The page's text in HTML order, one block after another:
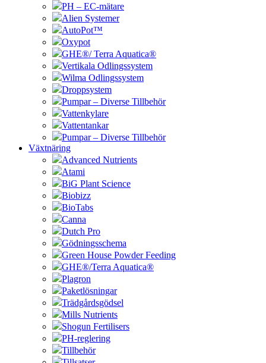
PH – EC-mätare
Alien Systemer
AutoPot™
Oxypot
GHE®/ Terra Aquatica®
Vertikala Odlingssystem
Wilma Odlingssystem
Droppsystem
Pumpar – Diverse Tillbehör
Vattenkylare
Vattentankar
Pumpar – Diverse Tillbehör
Växtnäring
Advanced Nutrients
Atami
BiG Plant Science
Biobizz
BioTabs
Canna
Dutch Pro
Gödningsschema
Green House Powder Feeding
GHE®/Terra Aquatica®
Plagron
Paketlösningar
Trädgårdsgödsel
Mills Nutrients
Shogun Fertilisers
PH-reglering
Tillbehör